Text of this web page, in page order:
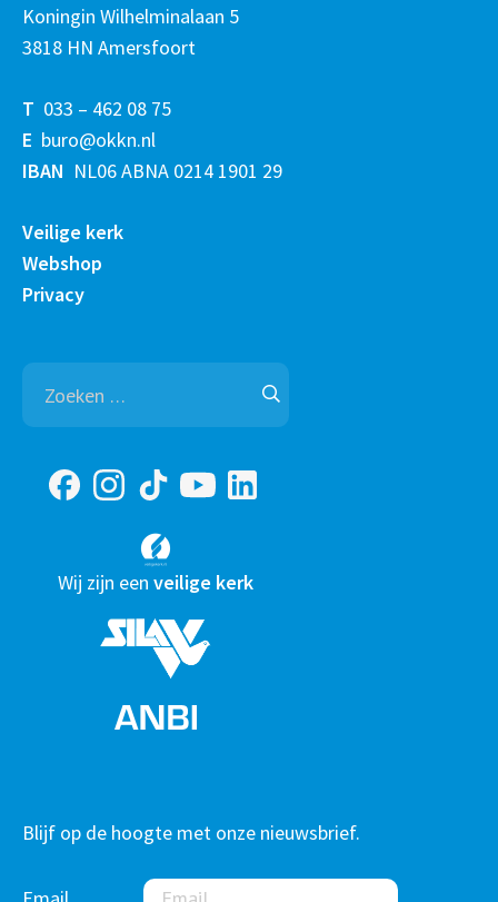
Koningin Wilhelminalaan 5
3818 HN Amersfoort
T 033 – 462 08 75
E buro@okkn.nl
IBAN NL06 ABNA 0214 1901 29
Veilige kerk
Webshop
Privacy
Zoeken
naar:
Wij zijn een veilige kerk
Blijf op de hoogte met onze nieuwsbrief.